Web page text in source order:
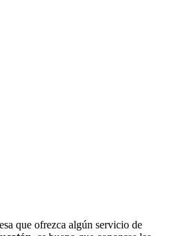
que ofrezca algún servicio de